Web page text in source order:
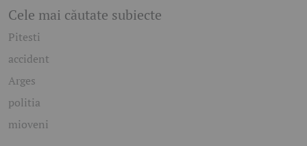
Cele mai căutate subiecte
Pitesti
accident
Arges
politia
mioveni